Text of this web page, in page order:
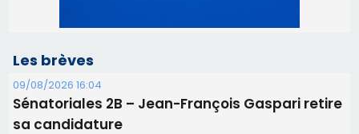
Festa di l’Associi Curtinesi le 13 septembre
06/08/2026 15:57
Ucciani – Marché des producteurs à Cruculi le
11 août
06/08/2026 15:25